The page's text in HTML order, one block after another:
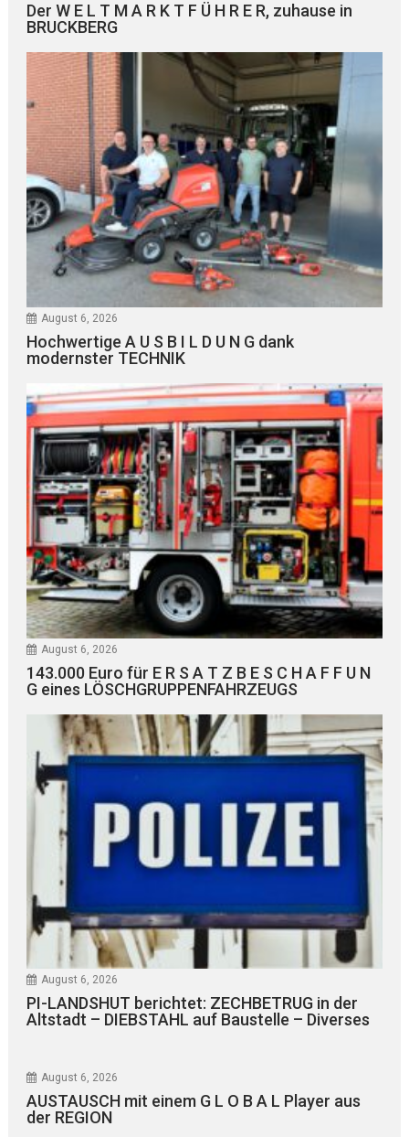
Der W E L T M A R K T F Ü H R E R, zuhause in
BRUCKBERG
August 6, 2026
Hochwertige A U S B I L D U N G dank
modernster TECHNIK
August 6, 2026
143.000 Euro für E R S A T Z B E S C H A F F U N
G eines LÖSCHGRUPPENFAHRZEUGS
August 6, 2026
PI-LANDSHUT berichtet: ZECHBETRUG in der
Altstadt – DIEBSTAHL auf Baustelle – Diverses
August 6, 2026
AUSTAUSCH mit einem G L O B A L Player aus
der REGION